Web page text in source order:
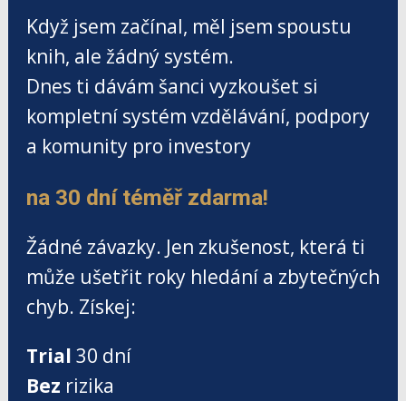
Když jsem začínal, měl jsem spoustu
knih, ale žádný systém.
Dnes ti dávám šanci vyzkoušet si
kompletní systém vzdělávání, podpory
a komunity pro investory
na 30 dní téměř zdarma!
Žádné závazky. Jen zkušenost, která ti
může ušetřit roky hledání a zbytečných
chyb. Získej:
Trial 30 dní
Bez rizika